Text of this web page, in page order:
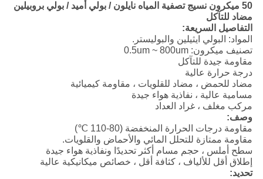
50 ميكرون نسيج تصفية المياه نايلون / بولي أميد / بولي بروبيلين
مضاد للتآكل
التفاصيل السريعة:
المواد: البولي ايثيلين والبوليستر.
تصنيف ميكرون: 0.5um ~ 800um
مقاومة جيدة للتآكل
درجة حرارة عالية
مضاد للحمض ، مضاد للقلويات ، مقاومة كيميائية
مسامية عالية ، نفاذية هواء جيدة
مركب مغلف ، غراد العداد
وصف:
مقاومة درجات الحرارة المنخفضة (80-110 ℃)
مقاومة ممتازة للتحلل المائي والأحماض والقلويات.
سطح أملس ، حجم مسام أكثر تحديدًا ونفاذية هواء جيدة
إطلاق أقل للألياف ، كثافة أقل ، خصائص ميكانيكية عالية
تحديد: